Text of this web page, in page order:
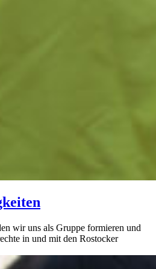
wir uns als Gruppe formieren und
in und mit den Rostocker